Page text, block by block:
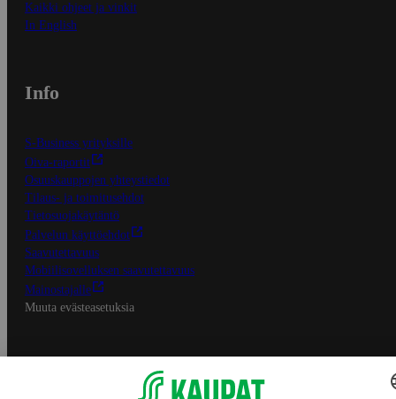
Kaikki ohjeet ja vinkit
In English
Info
S-Business yrityksille
Oiva-raportit
Osuuskauppojen yhteystiedot
Tilaus- ja toimitusehdot
Tietosuojakäytäntö
Palvelun käyttöehdot
Saavutettavuus
Mobiilisovelluksen saavutettavuus
Mainostajalle
Muuta evästeasetuksia
S-ryhmän palvelut